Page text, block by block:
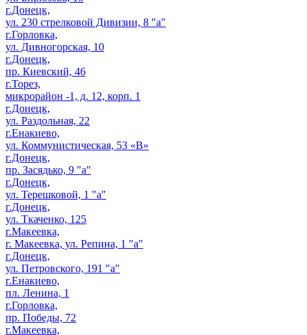
г.Донецк,
ул. 230 стрелковой Дивизии, 8 "а"
г.Горловка,
ул. Дивногорская, 10
г.Донецк,
пр. Киевский, 46
г.Торез,
микрорайон -1, д. 12, корп. 1
г.Донецк,
ул. Раздольная, 22
г.Енакиево,
ул. Коммунистическая, 53 «В»
г.Донецк,
пр. Засядько, 9 "а"
г.Донецк,
ул. Терешковой, 1 "а"
г.Донецк,
ул. Ткаченко, 125
г.Макеевка,
г. Макеевка, ул. Репина, 1 "а"
г.Донецк,
ул. Петровского, 191 "а"
г.Енакиево,
пл. Ленина, 1
г.Горловка,
пр. Победы, 72
г.Макеевка,